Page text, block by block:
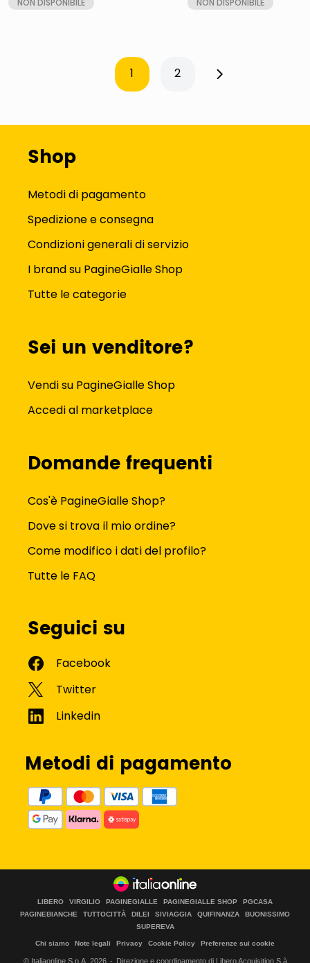
1 2
Shop
Metodi di pagamento
Spedizione e consegna
Condizioni generali di servizio
I brand su PagineGialle Shop
Tutte le categorie
Sei un venditore?
Vendi su PagineGialle Shop
Accedi al marketplace
Domande frequenti
Cos'è PagineGialle Shop?
Dove si trova il mio ordine?
Come modifico i dati del profilo?
Tutte le FAQ
Seguici su
Metodi di pagamento
LIBERO VIRGILIO PAGINEGIALLE PAGINEGIALLE SHOP
PGCASA
PAGINEBIANCHE
TUTTOCITTÀ DILEI SIVIAGGIA QUIFINANZA
BUONISSIMO
SUPEREVA
Chi siamo Note legali Privacy Cookie Policy Preferenze sui cookie
© Italiaonline S.p.A. 2026 Direzione e coordinamento di Libero Acquisition S.à